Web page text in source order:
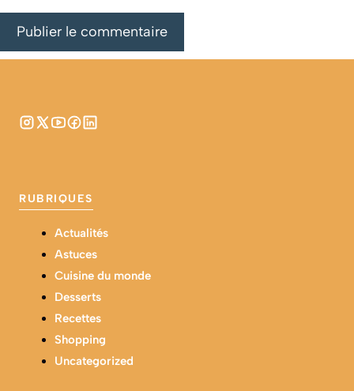
RUBRIQUES
Actualités
Astuces
Cuisine du monde
Desserts
Recettes
Shopping
Uncategorized